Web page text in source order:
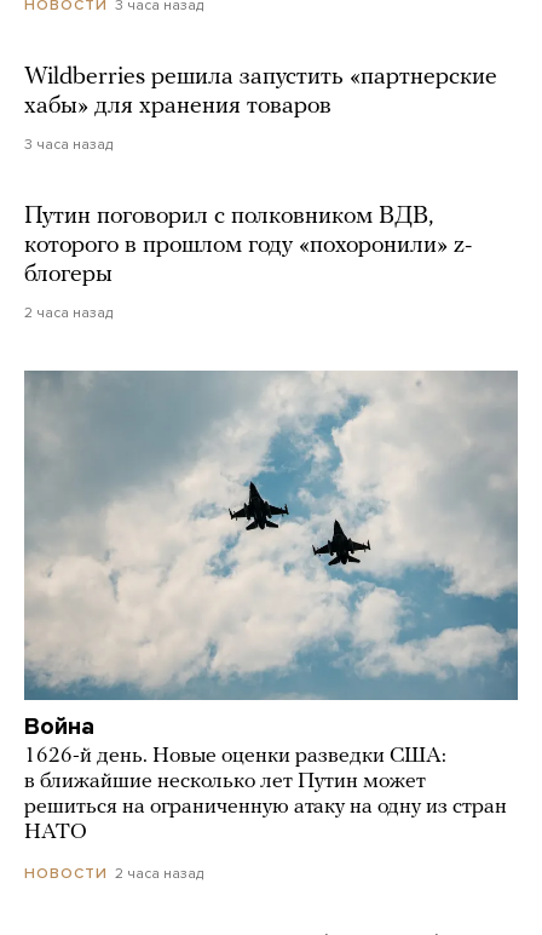
НОВОСТИ 3 часа назад
Wildberries решила запустить «партнерские
хабы» для хранения товаров
3 часа назад
Путин поговорил с полковником ВДВ,
которого в прошлом году «похоронили» z-
блогеры
2 часа назад
Война
1626-й день. Новые оценки разведки США:
в ближайшие несколько лет Путин может
решиться на ограниченную атаку на одну из стран
НАТО
НОВОСТИ 2 часа назад